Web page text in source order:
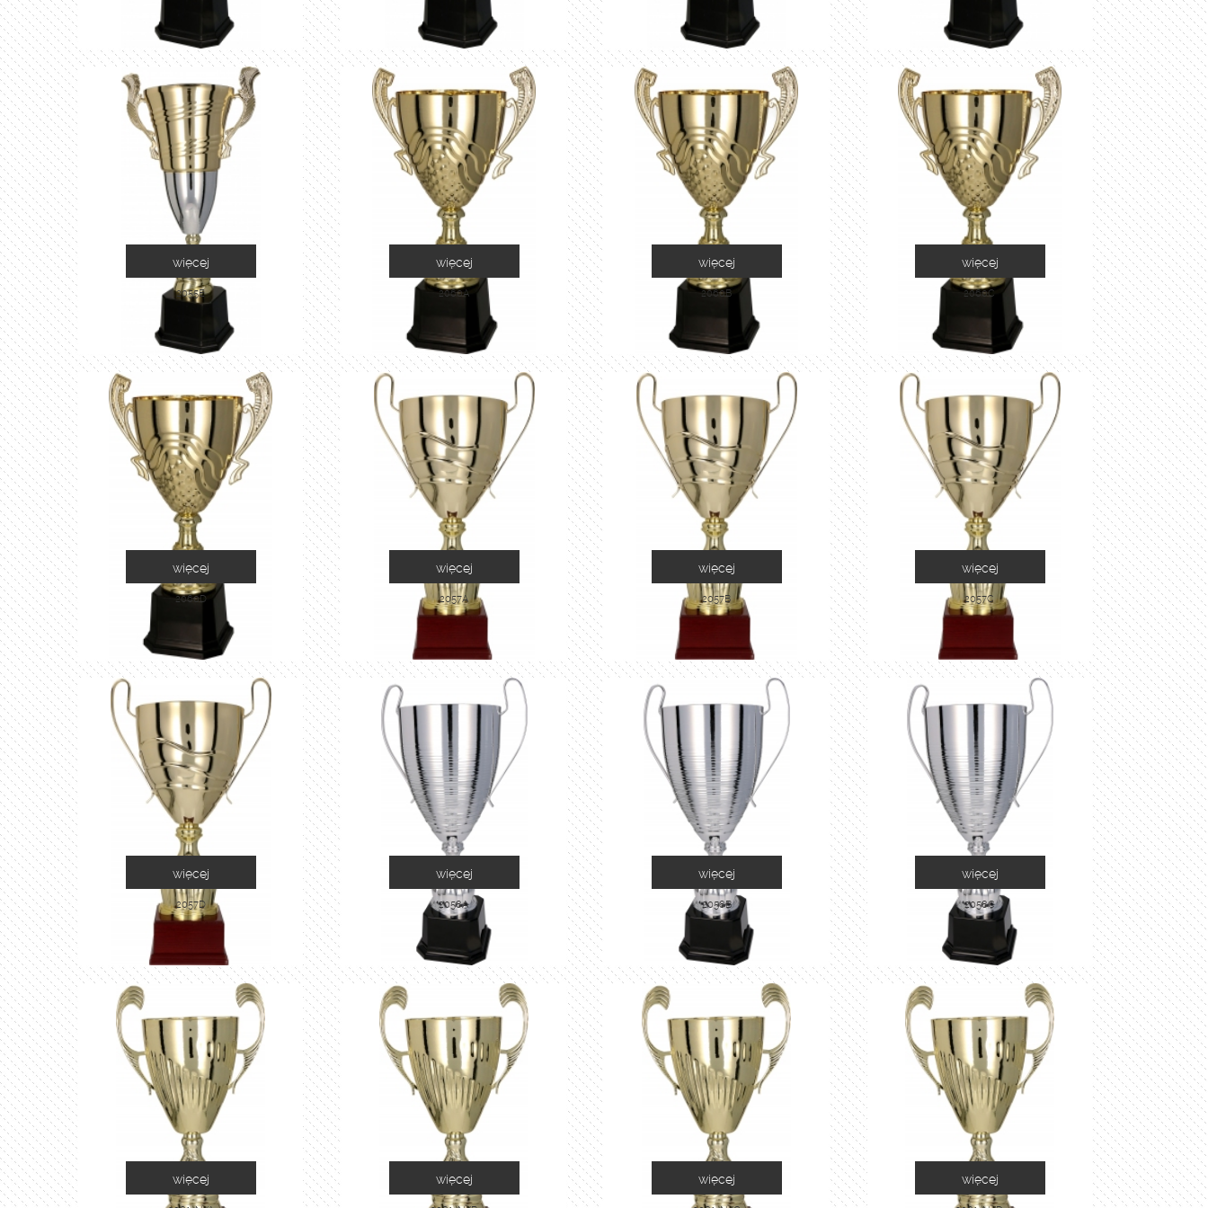
2055E
więcej
2060A
więcej
2060B
więcej
2060C
więcej
2060D
więcej
2057A
więcej
2057B
więcej
2057C
więcej
2057D
więcej
2058A
więcej
2058B
więcej
2058C
więcej
więcej więcej więcej więcej